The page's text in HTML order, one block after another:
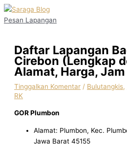
Lewati
Pesan Lapangan
Daftar Lapangan
Cirebon (Lengkap
Alamat, Harga,
Tinggalkan Komentar / Bulutangkis,
RK
GOR Plumbon
Alamat: Plumbon, Kec.
Jawa Barat 45155
sini..
Web